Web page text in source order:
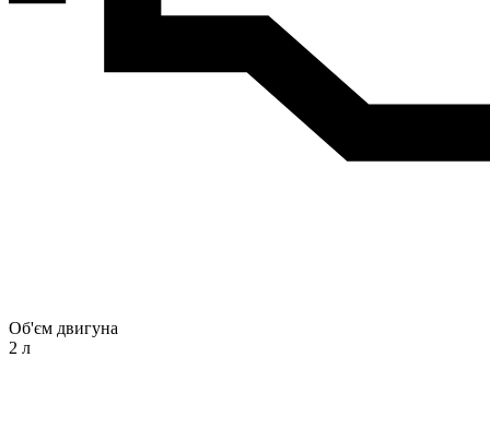
Об'єм двигуна
2 л